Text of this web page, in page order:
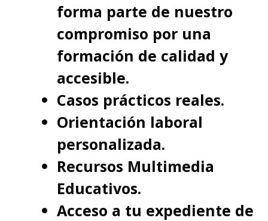
forma parte de nuestro
compromiso por una
formación de calidad y
accesible.
Casos prácticos reales.
Orientación laboral
personalizada.
Recursos Multimedia
Educativos.
Acceso a tu expediente de